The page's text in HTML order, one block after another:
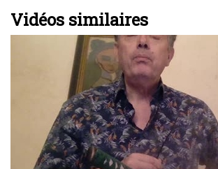
Vidéos similaires